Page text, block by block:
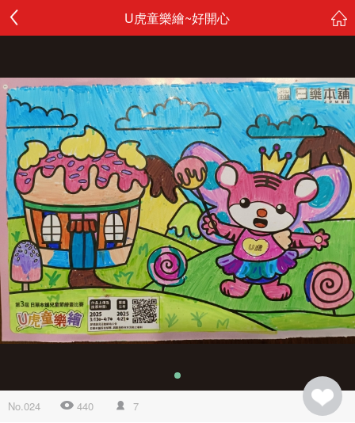
U虎童樂繪~好開心
No.024 440 7